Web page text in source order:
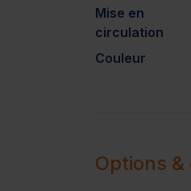
Mise en
circulation
Couleur
Options